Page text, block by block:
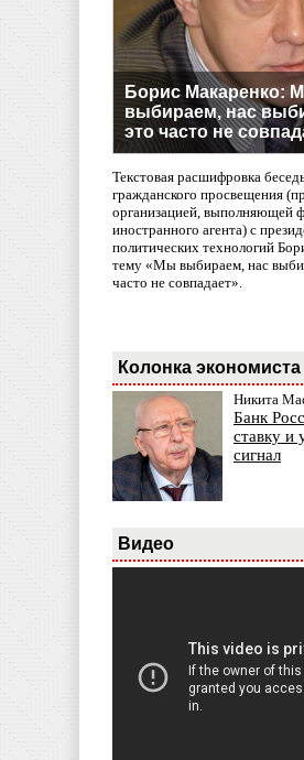
Борис Макаренко:
выбираем, нас
это часто не
Текстовая расшифровка
гражданского просвещения
организацией, выполняющей
иностранного агента) с
политических технологий
тему «Мы выбираем, нас
часто не совпадает».
Колонка экономиста
Никита
Банк
ставку и
сигнал
Видео